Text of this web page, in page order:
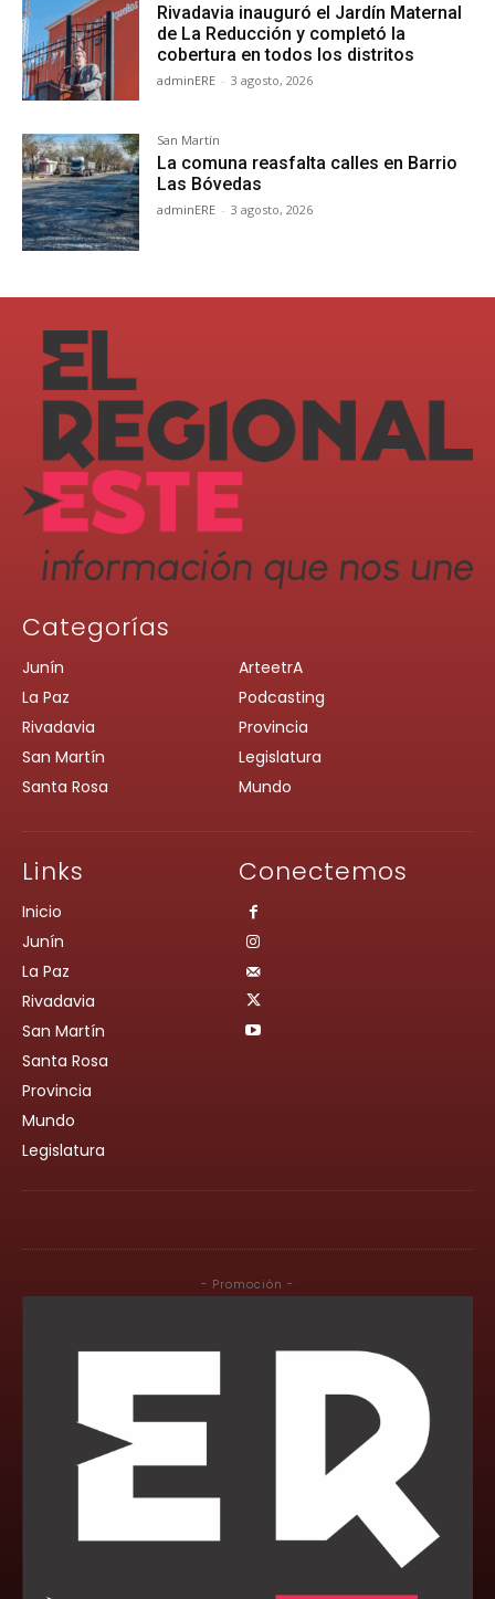
Rivadavia inauguró el Jardín Maternal
de La Reducción y completó la
cobertura en todos los distritos
adminERE - 3 agosto, 2026
San Martín
La comuna reasfalta calles en Barrio
Las Bóvedas
adminERE - 3 agosto, 2026
Categorías
Junín
La Paz
Rivadavia
San Martín
Santa Rosa
ArteetrA
Podcasting
Provincia
Legislatura
Mundo
Links
Inicio
Junín
La Paz
Rivadavia
San Martín
Santa Rosa
Provincia
Mundo
Legislatura
Conectemos
- Promoción -